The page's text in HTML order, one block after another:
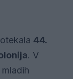
44.
. V